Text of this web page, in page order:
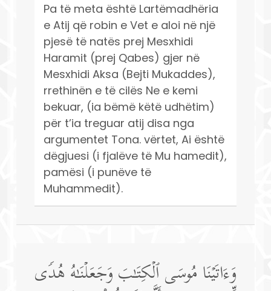
Pa të meta është Lartëmadhëria
e Atij që robin e Vet e aloi në një
pjesë të natës prej Mesxhidi
Haramit (prej Qabes) gjer në
Mesxhidi Aksa (Bejti Mukaddes),
rrethinën e të cilës Ne e kemi
bekuar, (ia bëmë këtë udhëtim)
për t’ia treguar atij disa nga
argumentet Tona. vërtet, Ai është
dëgjuesi (i fjalëve të Mu hamedit),
pamësi (i punëve të
Muhammedit).
وَءَاتَیۡنَا مُوسَى ٱلۡكِتَـٰبَ وَجَعَلۡنَـٰهُ هُدࣰى